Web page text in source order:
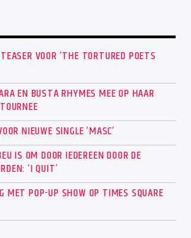
VOOR ‘THE TORTURED POETS
EN BUSTA RHYMES MEE OP HAAR
NIEUWE SINGLE ‘MASC’
IS OM DOOR IEDEREEN DOOR DE
‘I QUIT’
MET POP-UP SHOW OP TIMES SQUARE